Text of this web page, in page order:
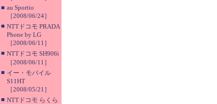
■ au Sportio
［2008/06/24］
■ NTTドコモ PRADA
Phone by LG
［2008/06/11］
■ NTTドコモ SH906i
［2008/06/11］
■ イー・モバイル
S11HT
［2008/05/21］
■ NTTドコモ らくら